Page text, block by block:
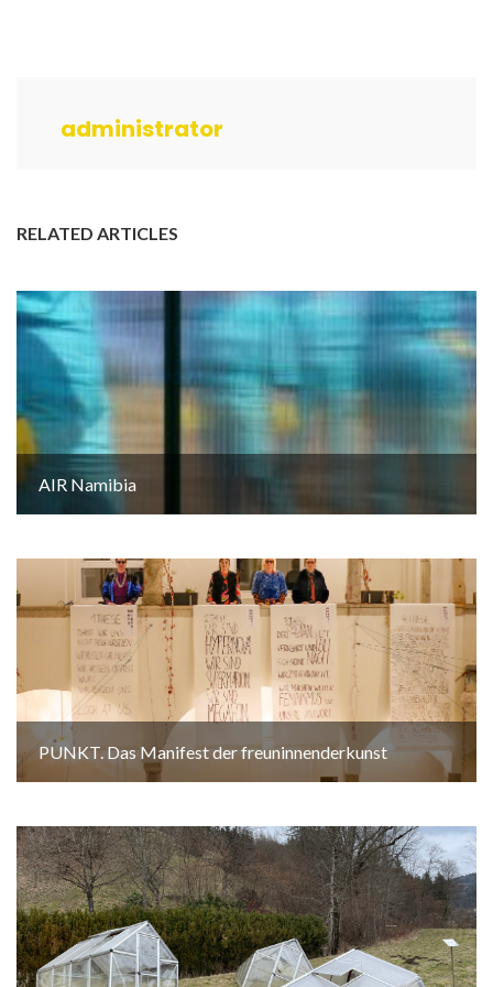
administrator
RELATED ARTICLES
AIR Namibia
PUNKT. Das Manifest der freuninnenderkunst